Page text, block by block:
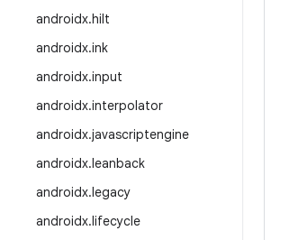
androidx.hilt
androidx.ink
androidx.input
androidx.interpolator
androidx.javascriptengine
androidx.leanback
androidx.legacy
androidx.lifecycle